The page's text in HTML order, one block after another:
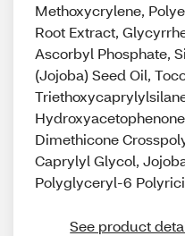
Methoxycrylene,
Root Extract,
Ascorbyl Phosphate,
(Jojoba) Seed Oil,
Dimethicone
Caprylyl Glycol,
Polyglyceryl-6
See product